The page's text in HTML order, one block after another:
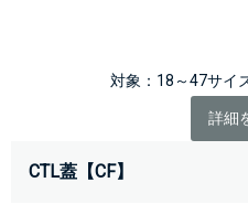
対象：18～47サイ
詳細
CTL蓋【CF】